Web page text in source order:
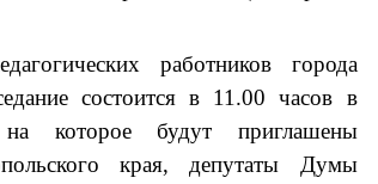
работников города
состоится в 11.00 часов в
на которое будут приглашены
края, депутаты Думы